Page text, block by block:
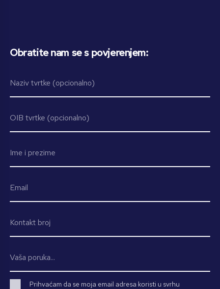
Obratite nam se s povjerenjem:
Prihvaćam da se moja email adresa koristi u svrhu